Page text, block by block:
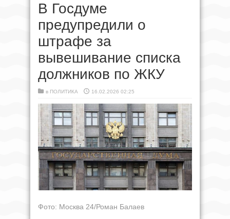
В Госдуме
предупредили о
штрафе за
вывешивание списка
должников по ЖКУ
в ПОЛИТИКА 16.02.2026 02:25
Фото: Москва 24/Роман Балаев